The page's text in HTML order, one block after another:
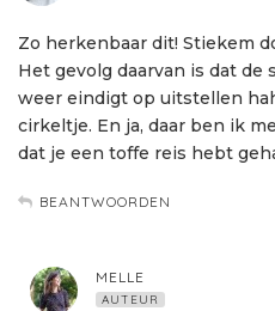
Zo herkenbaar dit! Stiekem
Het gevolg daarvan is dat
weer eindigt op uitstellen
cirkeltje. En ja, daar ben ik
dat je een toffe reis hebt
BEANTWOORDEN
MELLE
AUTEUR